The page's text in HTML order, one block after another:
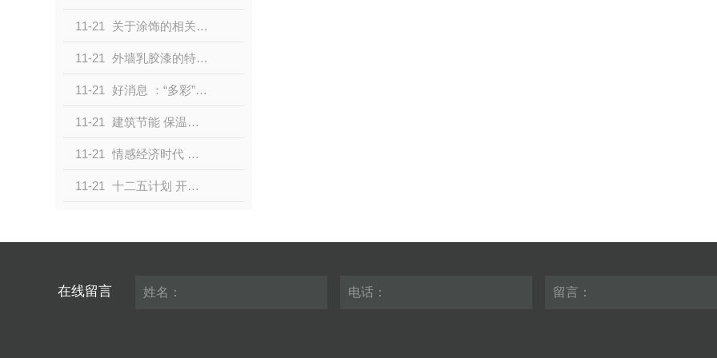
11-21 关于涂饰的相关知识大家了解吗？主要从哪几个方面为大家进行分享！
11-21 外墙乳胶漆的特性体现在哪些方面？组要有哪方面的特点！
11-21 好消息 ：“多彩”真石漆施工人员培训活动火热进行中！
11-21 建筑节能 保温涂料发展的.佳契机！
11-21 情感经济时代 涂料业也“玩”情感营销！
11-21 十二五计划 开启高端涂料的“中国硅谷”！
在线留言